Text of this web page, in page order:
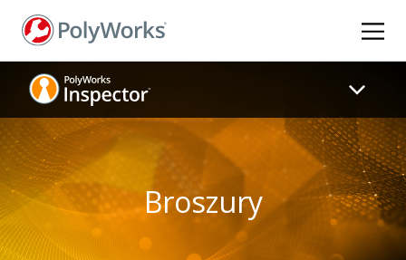
Przejdź
Broszury